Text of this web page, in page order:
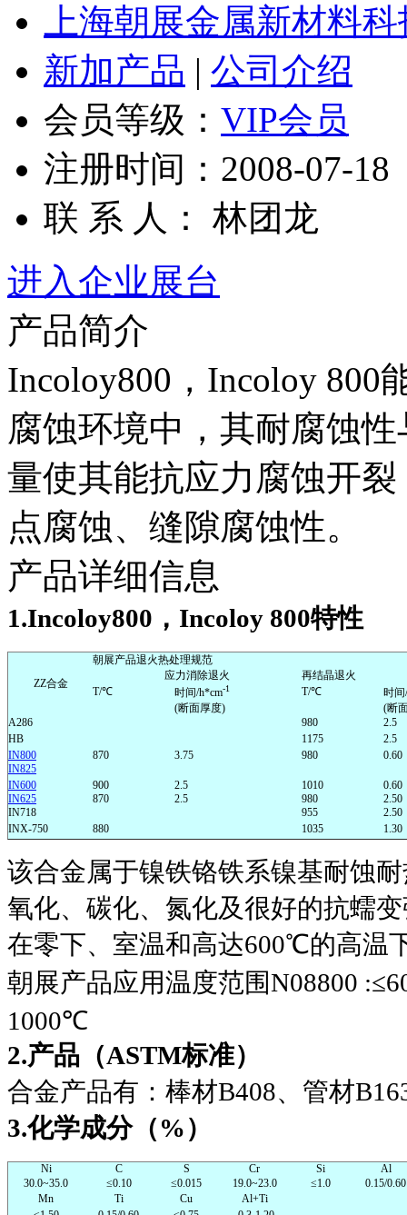
上海朝展金属新材料
新加产品 | 公司介绍
会员等级： VIP会员
注册时间：2008-07-18
联 系 人： 林团龙
进入企业展台
产品简介
Incoloy800，Incoloy 800
腐蚀环境中，其耐腐蚀
量使其能抗应力腐蚀开
点腐蚀、缝隙腐蚀性。
产品详细信息
1.Incoloy800，Incoloy 800特性
ZZ合金
朝展产品退火热处理规范
应力消除退火
再结晶退火
T/℃ 时间/h*cm-1
(断面厚度)
T/℃ 时间
(断
A286
980
2.5
HB
1175
2.5
IN800
870 3.75 980
0.60
IN825
IN600
900 2.5 1010
0.60
IN625
870 2.5 980
2.50
IN718
955
2.50
INX-750
880 1035 1.30
该合金属于镍铁铬铁系镍基耐蚀
氧化、碳化、氮化及很好的抗蠕
在零下、室温和高达600℃的高温
朝展产品应用温度范围N08800
1000℃
2.产品（ASTM标准）
合金产品有：棒材B408、管材
3.化学成分（%）
Ni C S Cr Si
Al
30.0~35.0
≤0.10 ≤0.015 19.0~23.0 ≤1.0
0.15/0.60
Mn
Ti Cu
Al+Ti